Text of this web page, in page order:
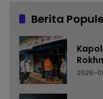
Berita
2026-